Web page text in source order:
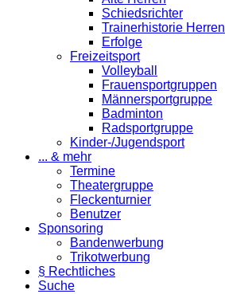
Schiedsrichter
Trainerhistorie Herren
Erfolge
Freizeitsport
Volleyball
Frauensportgruppen
Männersportgruppe
Badminton
Radsportgruppe
Kinder-/Jugendsport
... & mehr
Termine
Theatergruppe
Fleckenturnier
Benutzer
Sponsoring
Bandenwerbung
Trikotwerbung
§ Rechtliches
Suche